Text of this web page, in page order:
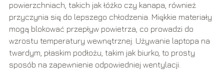
powierzchniach, takich jak łóżko czy kanapa, również
przyczynia się do lepszego chłodzenia. Miękkie materiały
mogą blokować przepływ powietrza, co prowadzi do
wzrostu temperatury wewnętrznej. Używanie laptopa na
twardym, płaskim podłożu, takim jak biurko, to prosty
sposób na zapewnienie odpowiedniej wentylacji.